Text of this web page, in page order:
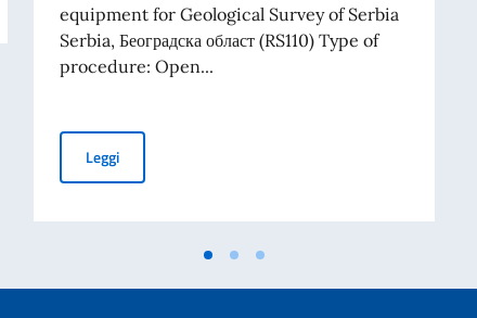
equipment for Geological Survey of Serbia
Serbia, Београдска област (RS110) Type of
procedure: Open...
LeggiTENDER FOR PURCHASE OF LABORATORY